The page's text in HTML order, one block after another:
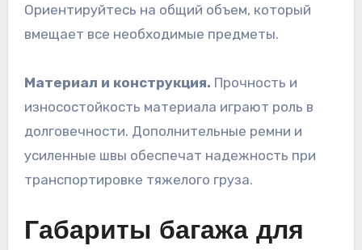
Ориентируйтесь на общий объем, который
вмещает все необходимые предметы.
Материал и конструкция. Прочность и
износостойкость материала играют роль в
долговечности. Дополнительные ремни и
усиленные швы обеспечат надежность при
транспортировке тяжелого груза.
Габариты багажа для